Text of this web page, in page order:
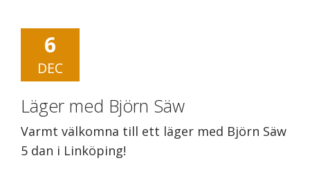
6
DEC
Läger med Björn Säw
Varmt välkomna till ett läger med Björn Säw
5 dan i Linköping!